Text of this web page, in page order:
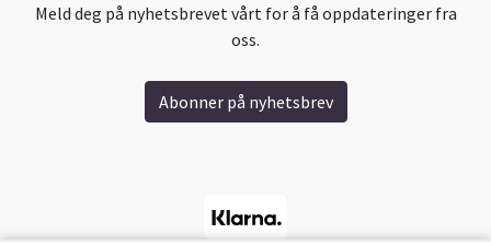
Meld deg på nyhetsbrevet vårt for å få oppdateringer fra
oss.
Abonner på nyhetsbrev